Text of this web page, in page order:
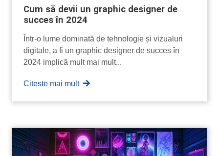
Cum să devii un graphic designer de
succes în 2024
Într-o lume dominată de tehnologie și vizualuri
digitale, a fi un graphic designer de succes în
2024 implică mult mai mult...
Citeste mai mult